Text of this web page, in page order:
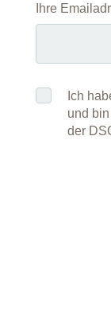
Ihre
Ich
und
der